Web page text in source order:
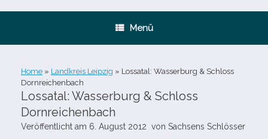
Menü
Home » Landkreis Leipzig » Lossatal: Wasserburg & Schloss
Dornreichenbach
Lossatal: Wasserburg & Schloss
Dornreichenbach
Veröffentlicht am 6. August 2012 von Sachsens Schlösser